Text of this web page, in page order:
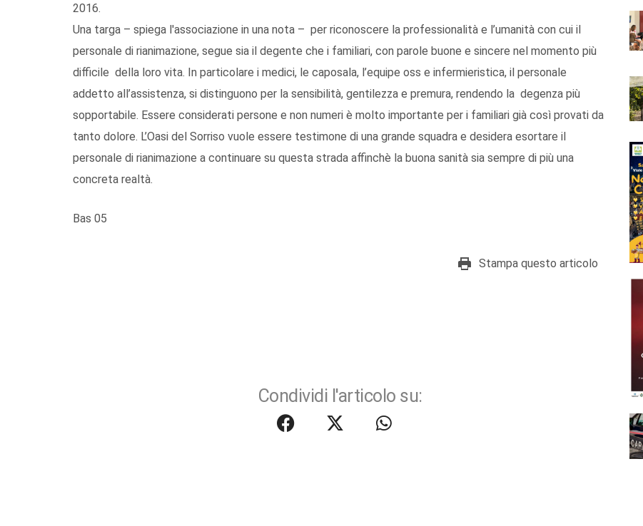
2016.
Una targa – spiega l'associazione in una nota – per riconoscere la professionalità e l’umanità con cui il
personale di rianimazione, segue sia il degente che i familiari, con parole buone e sincere nel momento più
difficile della loro vita. In particolare i medici, le caposala, l’equipe oss e infermieristica, il personale
addetto all’assistenza, si distinguono per la sensibilità, gentilezza e premura, rendendo la degenza più
sopportabile. Essere considerati persone e non numeri è molto importante per i familiari già così provati da
tanto dolore. L’Oasi del Sorriso vuole essere testimone di una grande squadra e desidera esortare il
personale di rianimazione a continuare su questa strada affinchè la buona sanità sia sempre di più una
concreta realtà.
Bas 05
Stampa questo articolo
Condividi l'articolo su: